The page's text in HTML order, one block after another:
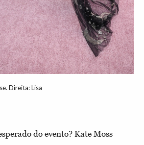
Direita: Lisa
do evento? Kate Moss